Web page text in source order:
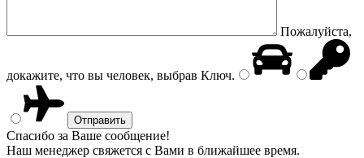
Пожалуйста,
докажите, что вы человек, выбрав Ключ.
Спасибо за Ваше сообщение!
Наш менеджер свяжется с Вами в ближайшее время.